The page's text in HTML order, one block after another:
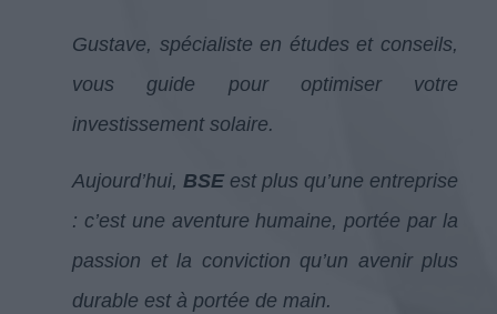
Gustave, spécialiste en études et conseils,
vous guide pour optimiser votre
investissement solaire.
Aujourd’hui, BSE est plus qu’une entreprise
: c’est une aventure humaine, portée par la
passion et la conviction qu’un avenir plus
durable est à portée de main.